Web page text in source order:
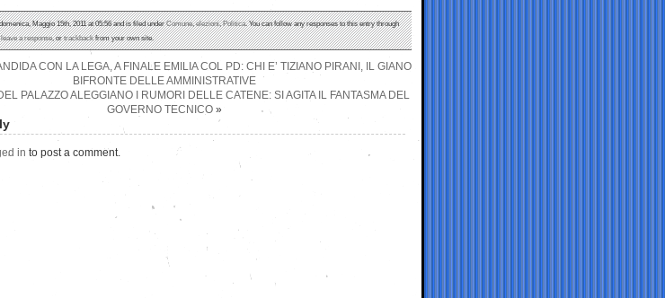
Maggio 15th, 2011 at 05:56 and is filed underComune,elezioni,Politica. You can follow any responses to this entry through
leave a response, ortrackbackfrom your own site.
CON LA LEGA, A FINALE EMILIA COL PD: CHI E’ TIZIANO PIRANI, IL GIANO
BIFRONTE DELLE AMMINISTRATIVE
PALAZZO ALEGGIANO I RUMORI DELLE CATENE: SI AGITA IL FANTASMA DEL
GOVERNO TECNICO »
in to post a comment.